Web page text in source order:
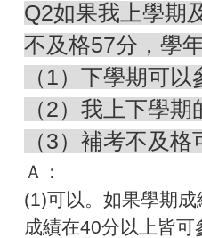
Q2如果我上學期
不及格57分，學
（1）下學期可以
（2）我上下學
（3）補考不及
Ａ：
(1)可以。如果學期
成績在40分以上皆可